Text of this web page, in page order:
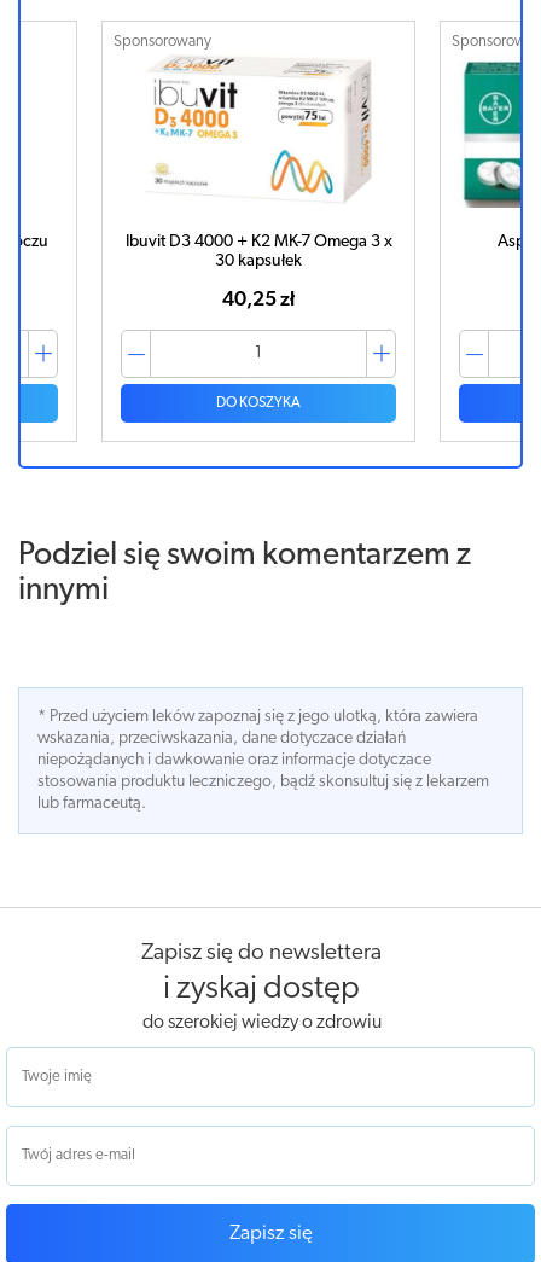
oczu
Sponsorowany
Ibuvit D3 4000 + K2 MK-7 Omega 3 x
30 kapsułek
40,25 zł
DO KOSZYKA
Podziel się swoim komentarzem z
innymi
* Przed użyciem leków zapoznaj się z jego ulotką, która zawiera
wskazania, przeciwskazania, dane dotyczace działań
niepożądanych i dawkowanie oraz informacje dotyczace
stosowania produktu leczniczego, bądź skonsultuj się z lekarzem
lub farmaceutą.
Zapisz się do newslettera
i zyskaj dostęp
do szerokiej wiedzy o zdrowiu
Zapisz się